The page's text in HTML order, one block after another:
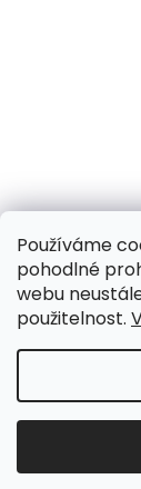
Používáme
pohodlné
webu
použitelnost.